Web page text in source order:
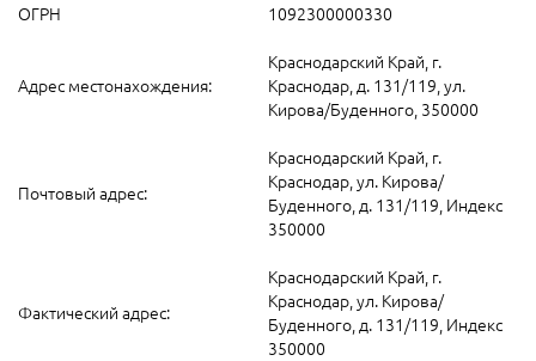
ОГРН
1092300000330
Адрес местонахождения:
Краснодарский Край, г.
Краснодар, д. 131/119, ул.
Кирова/Буденного, 350000
Почтовый адрес:
Краснодарский Край, г.
Краснодар, ул. Кирова/
Буденного, д. 131/119, Индекс
350000
Фактический адрес:
Краснодарский Край, г.
Краснодар, ул. Кирова/
Буденного, д. 131/119, Индекс
350000